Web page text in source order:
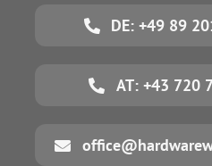
DE: +49 89
AT: +43 720